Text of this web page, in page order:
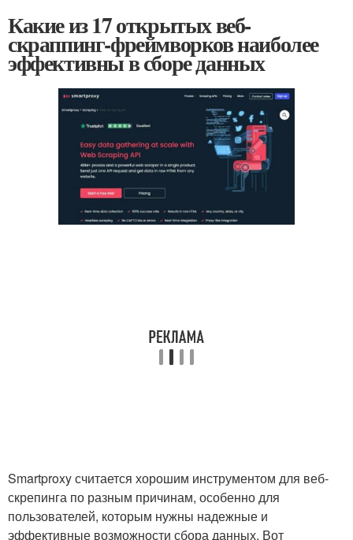
Какие из 17 открытых веб-
скраппинг-фреймворков наиболее
эффективны в сборе данных
Smartproxy считается хорошим инструментом для веб-
скрепинга по разным причинам, особенно для
пользователей, которым нужны надежные и
эффективные возможности сбора данных. Вот